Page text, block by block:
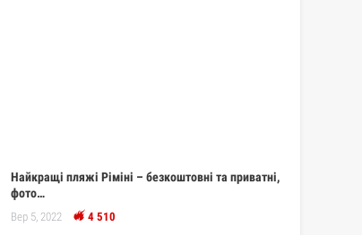
Найкращі пляжі Ріміні – безкоштовні та приватні,
фото…
Вер 5, 2022 4 510